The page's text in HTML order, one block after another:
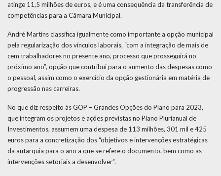
atinge 11,5 milhões de euros, e é uma consequência da transferência de
competências para a Câmara Municipal.
André Martins classifica igualmente como importante a opção municipal
pela regularização dos vínculos laborais, “com a integração de mais de
cem trabalhadores no presente ano, processo que prosseguirá no
próximo ano”, opção que contribui para o aumento das despesas como
o pessoal, assim como o exercício da opção gestionária em matéria de
progressão nas carreiras.
No que diz respeito às GOP – Grandes Opções do Plano para 2023,
que integram os projetos e ações previstas no Plano Plurianual de
Investimentos, assumem uma despesa de 113 milhões, 301 mil e 425
euros para a concretização dos “objetivos e intervenções estratégicas
da autarquia para o ano a que se refere o documento, bem como as
intervenções setoriais a desenvolver”.